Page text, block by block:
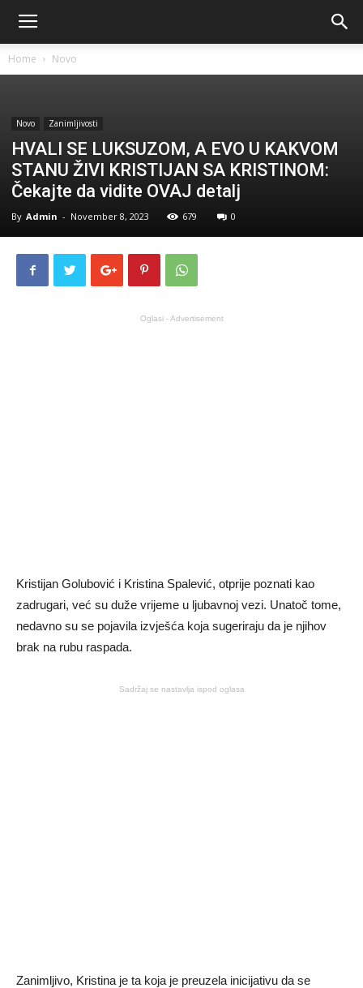
Home Novo
Novo Zanimljivosti
HVALI SE LUKSUZOM, A EVO U KAKVOM
STANU ŽIVI KRISTIJAN SA KRISTINOM:
Čekajte da vidite OVAJ detalj
By Admin - November 8, 2023 679 0
Oglasi - Advertisement
Kristijan Golubović i Kristina Spalević, otprije poznati kao
zadrugari, već su duže vrijeme u ljubavnoj vezi. Unatoč tome,
nedavno su se pojavila izvješća koja sugeriraju da je njihov
brak na rubu raspada.
Sadržaj se nastavlja ispod oglasa
Zanimljivo, Kristina je ta koja je preuzela inicijativu da se